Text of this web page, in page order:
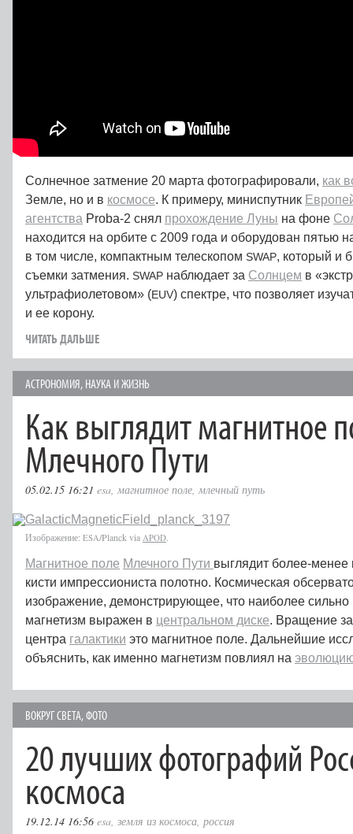
Солнечное затмение 20 марта фотографировали, как
Земле, но и в космосе. К примеру, миниспутник
агентства Proba‑2 снял прохождение Луны на фоне
находится на орбите с 2009 года и оборудован пятью
в том числе, компактным телескопом SWAP, который и
съемки затмения. SWAP наблюдает за Солнцем в
ультрафиолетовом» (EUV) спектре, что позволяет
и ее корону.
ЧИТАТЬ ДАЛЬШЕ
АСТРОНОМИЯ, НАУКА И ЖИЗНЬ
Как выглядит магнитное
Млечного Пути
05.02.15 16:21 esa,магнитное поле,млечный путь
Изображение: ESA/Planck via APOD
Магнитное поле Млечного Пути выглядит более-
кисти импрессиониста полотно. Космическая
изображение, демонстрирующее, что наиболее сильно
магнетизм выражен в центральном диске. Вращение
центра галактики это магнитное поле. Дальнейшие
объяснить, как именно магнетизм повлиял на
ВОКРУГ СВЕТА,ФОТО
20 лучших фотографий
космоса
19.12.14 16:56 esa, земля из космоса, россия